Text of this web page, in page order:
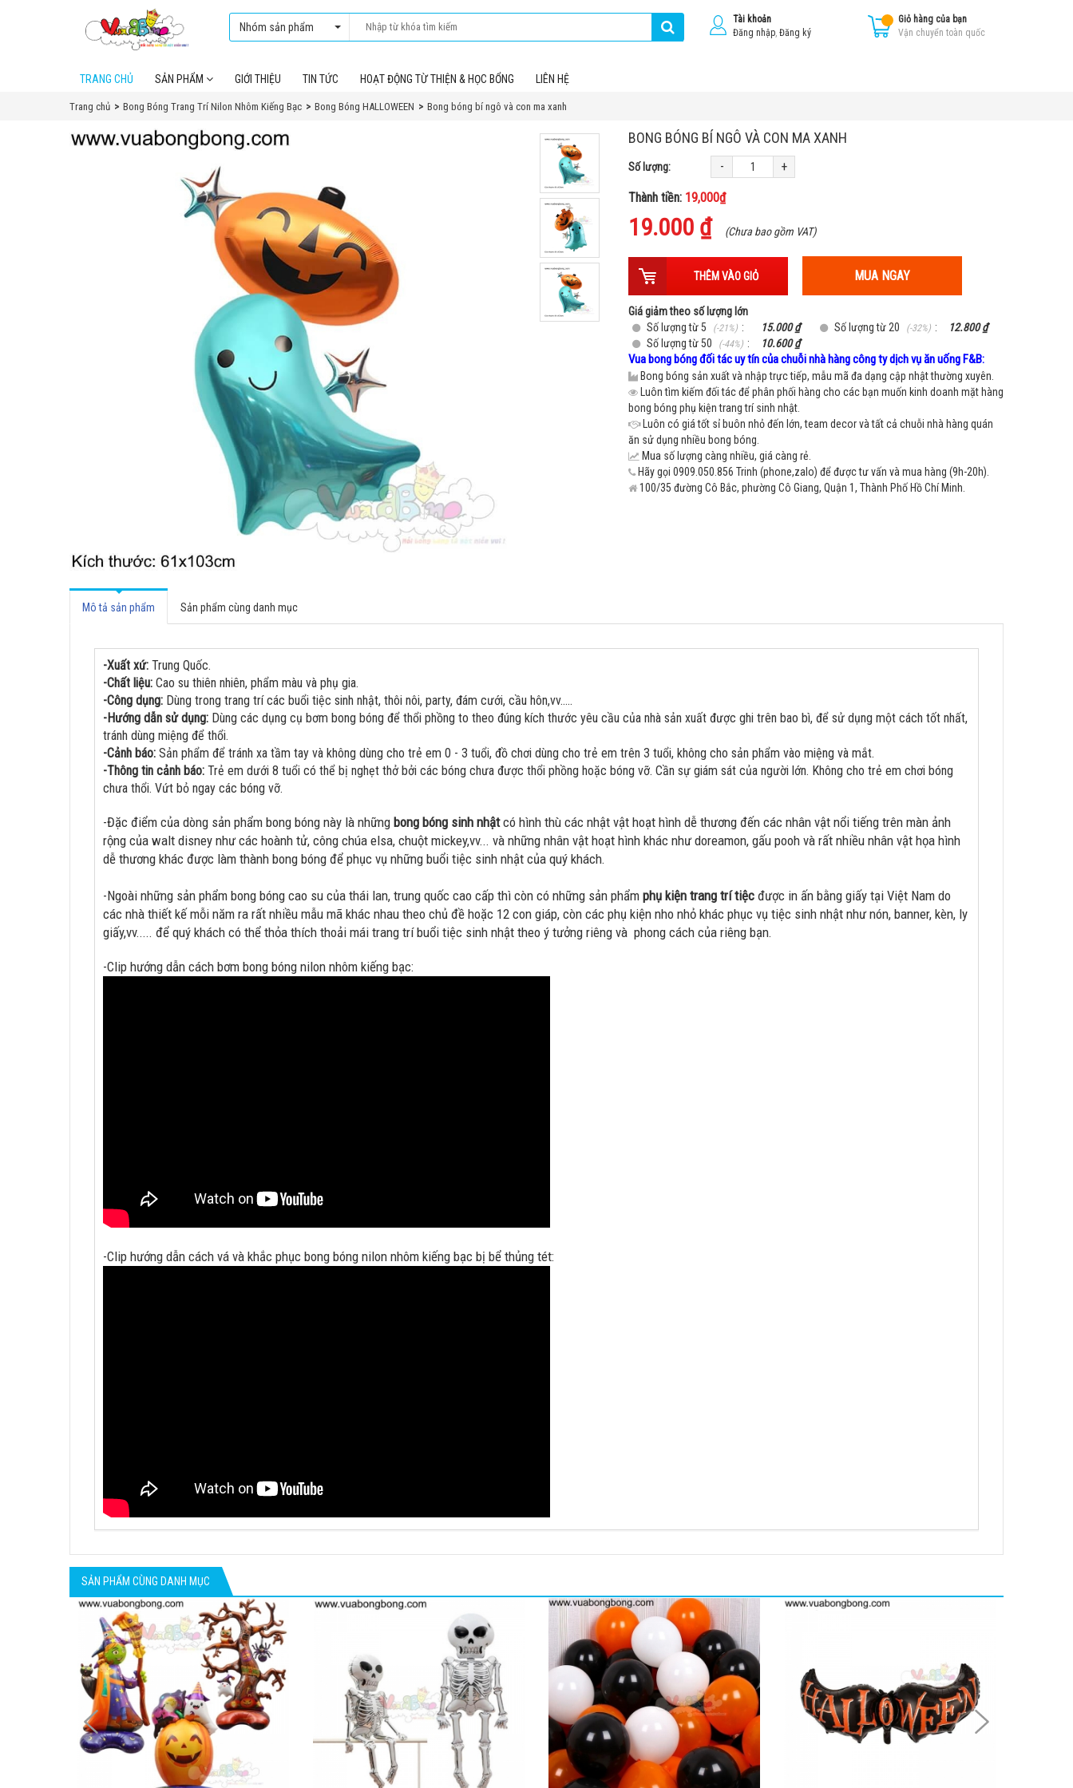
Nhóm sản phẩm
Tài khoản
Đăng nhập, Đăng ký
Giỏ hàng của bạn
Vận chuyển toàn quốc
TRANG CHỦ SẢN PHẨM GIỚI THIỆU TIN TỨC HOẠT ĐỘNG TỪ THIỆN & HỌC BỔNG LIÊN HỆ
Trang chủ Bong Bóng Trang Trí Nilon Nhôm Kiếng Bạc Bong Bóng HALLOWEEN Bong bóng bí ngô và con ma xanh
BONG BÓNG BÍ NGÔ VÀ CON MA XANH
Số lượng: - +
Thành tiền: 19,000₫
19.000 ₫ (Chưa bao gồm VAT)
THÊM VÀO GIỎ MUA NGAY
Giá giảm theo số lượng lớn
Số lượng từ 5
(-21%) : 15.000 ₫ Số lượng từ 20 (-32%) :
12.800 ₫
Số lượng từ 50
(-44%) : 10.600 ₫
Vua bong bóng đối tác uy tín của chuỗi nhà hàng công ty dịch vụ ăn uống F&B:
Bong bóng sản xuất và nhập trực tiếp, mẫu mã đa dạng cập nhật thường xuyên.
Luôn tìm kiếm đối tác để phân phối hàng cho các bạn muốn kinh doanh mặt hàng
bong bóng phụ kiện trang trí sinh nhật.
Luôn có giá tốt sỉ buôn nhỏ đến lớn, team decor và tất cả chuỗi nhà hàng quán
ăn sử dụng nhiều bong bóng.
Mua số lượng càng nhiều, giá càng rẻ.
Hãy gọi 0909.050.856 Trinh (phone,zalo) để được tư vấn và mua hàng (9h-20h).
100/35 đường Cô Bắc, phường Cô Giang, Quận 1, Thành Phố Hồ Chí Minh.
Mô tả sản phẩm Sản phẩm cùng danh mục
-Xuất xứ: Trung Quốc.
-Chất liệu: Cao su thiên nhiên, phẩm màu và phụ gia.
-Công dụng: Dùng trong trang trí các buổi tiệc sinh nhật, thôi nôi, party, đám cưới, cầu hôn,vv.....
-Hướng dẫn sử dụng: Dùng các dụng cụ bơm bong bóng để thổi phồng to theo đúng kích thước yêu cầu của nhà sản xuất được ghi trên bao bì, để sử dụng một cách tốt nhất,
tránh dùng miệng để thổi.
-Cảnh báo: Sản phẩm để tránh xa tầm tay và không dùng cho trẻ em 0 - 3 tuổi, đồ chơi dùng cho trẻ em trên 3 tuổi, không cho sản phẩm vào miệng và mắt.
-Thông tin cảnh báo: Trẻ em dưới 8 tuổi có thể bị nghẹt thở bởi các bóng chưa được thổi phồng hoặc bóng vỡ. Cần sự giám sát của người lớn. Không cho trẻ em chơi bóng
chưa thổi. Vứt bỏ ngay các bóng vỡ.
-Đặc điểm của dòng sản phẩm bong bóng này là những bong bóng sinh nhậtcó hình thù các nhật vật hoạt hình dễ thương đến các nhân vật nổi tiếng trên màn ảnh
rộng của walt disney như các hoành tử, công chúa elsa, chuột mickey,vv... và những nhân vật hoạt hình khác như doreamon, gấu pooh và rất nhiều nhân vật họa hình
dễ thương khác được làm thành bong bóng để phục vụ những buổi tiệc sinh nhật của quý khách.
-Ngoài những sản phẩm bong bóng cao su của thái lan, trung quốc cao cấp thì còn có những sản phẩm phụ kiện trang trí tiệc được in ấn bằng giấy tại Việt Nam do
các nhà thiết kế mỗi năm ra rất nhiều mẫu mã khác nhau theo chủ đề hoặc 12 con giáp, còn các phụ kiện nho nhỏ khác phục vụ tiệc sinh nhật như nón, banner, kèn, ly
giấy,vv..... để quý khách có thể thỏa thích thoải mái trang trí buổi tiệc sinh nhật theo ý tưởng riêng và phong cách của riêng bạn.
-Clip hướng dẫn cách bơm bong bóng nilon nhôm kiếng bạc:
-Clip hướng dẫn cách vá và khắc phục bong bóng nilon nhôm kiếng bạc bị bể thủng tét:
SẢN PHẨM CÙNG DANH MỤC